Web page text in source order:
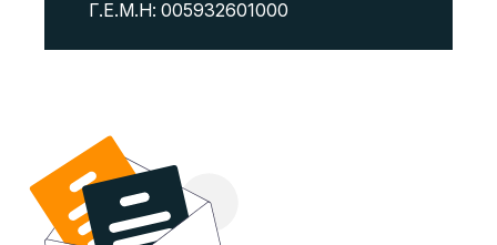
Γ.Ε.Μ.Η: 005932601000